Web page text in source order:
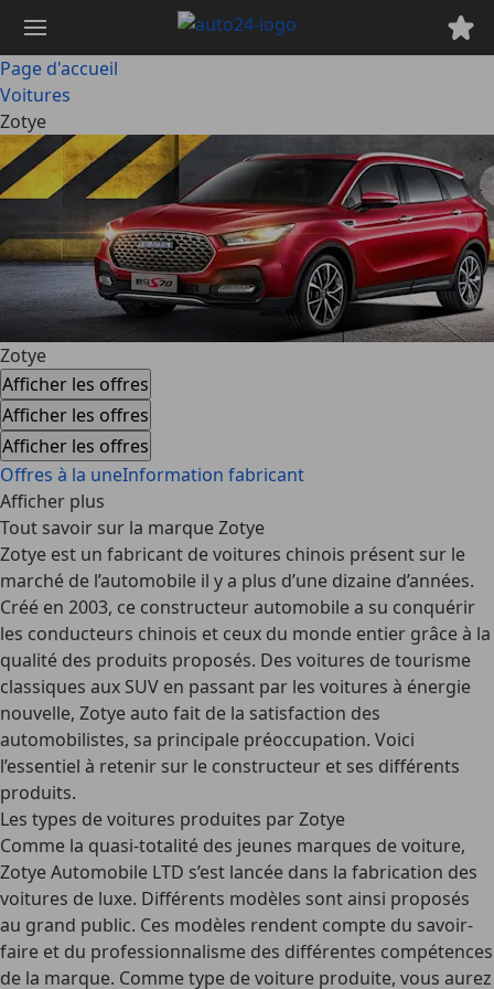
contenu
principal
Page d'accueil
Voitures
Zotye
Zotye
Afficher les offres
Afficher les offres
Afficher les offres
Offres à la uneInformation fabricant
Afficher plus
Tout savoir sur la marque Zotye
Zotye est un fabricant de voitures chinois présent sur le
marché de l’automobile il y a plus d’une dizaine d’années.
Créé en 2003, ce constructeur automobile a su conquérir
les conducteurs chinois et ceux du monde entier grâce à la
qualité des produits proposés. Des voitures de tourisme
classiques aux SUV en passant par les voitures à énergie
nouvelle, Zotye auto fait de la satisfaction des
automobilistes, sa principale préoccupation. Voici
l’essentiel à retenir sur le constructeur et ses différents
produits.
Les types de voitures produites par Zotye
Comme la quasi-totalité des jeunes marques de voiture,
Zotye Automobile LTD s’est lancée dans la fabrication des
voitures de luxe. Différents modèles sont ainsi proposés
au grand public. Ces modèles rendent compte du savoir-
faire et du professionnalisme des différentes compétences
de la marque. Comme type de voiture produite, vous aurez